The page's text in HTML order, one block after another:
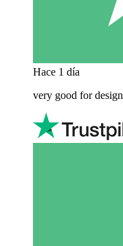
Hace 1 día
very good for design